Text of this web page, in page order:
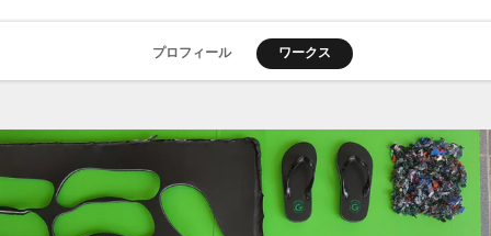
プロフィール ワークス